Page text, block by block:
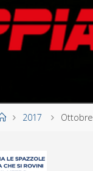
Home2017 Ottobre